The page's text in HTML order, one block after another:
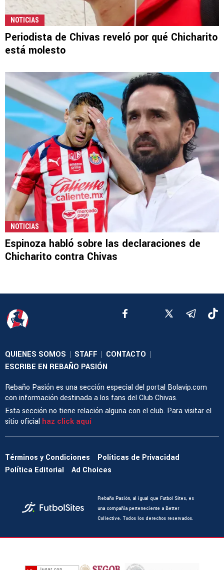
NOTICIAS
Periodista de Chivas reveló por qué Chicharito
está molesto
NOTICIAS
Espinoza habló sobre las declaraciones de
Chicharito contra Chivas
QUIENES SOMOS | STAFF | CONTACTO |
ESCRIBE EN REBAÑO PASIÓN
Rebaño Pasión es una sección especial del portal Bolavip.com
con información destinada a los fans del Club Chivas.
Esta sección no tiene relación alguna con el club. Para visitar el
sitio oficial haz click aquí
Términos y Condiciones
Políticas de Privacidad
Política Editorial
Ad Choices
Rebaño Pasión, al igual que Futbol Sites, es
una compañía perteneciente a Better
Collective. Todos los derechos reservados.